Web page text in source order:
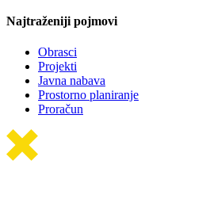
Najtraženiji pojmovi
Obrasci
Projekti
Javna nabava
Prostorno planiranje
Proračun